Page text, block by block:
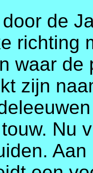
de
richting
waar
zijn
Nu